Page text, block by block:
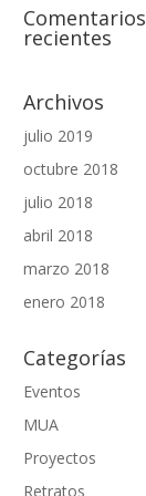
Comentarios
recientes
Archivos
julio 2019
octubre 2018
julio 2018
abril 2018
marzo 2018
enero 2018
Categorías
Eventos
MUA
Proyectos
Retratos